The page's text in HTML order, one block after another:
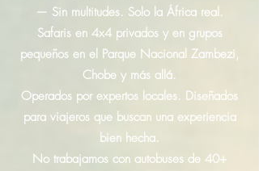
— Sin multitudes. Solo la África real.
Safaris en 4x4 privados y en grupos
pequeños en el Parque Nacional Zambezi,
Chobe y más allá.
Operados por expertos locales. Diseñados
para viajeros que buscan una experiencia
bien hecha.
No trabajamos con autobuses de 40+